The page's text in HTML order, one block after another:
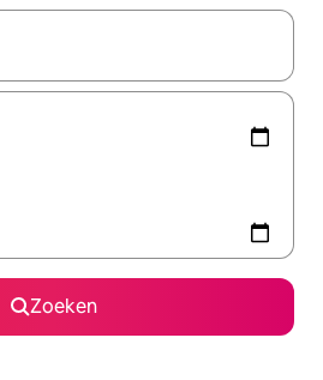
beschikbaar zijn, maak je een keuze
Zoeken